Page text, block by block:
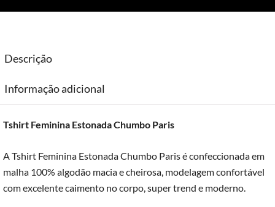
Descrição
Informação adicional
Tshirt Feminina Estonada Chumbo Paris
A Tshirt Feminina Estonada Chumbo Paris é confeccionada em
malha 100% algodão macia e cheirosa, modelagem confortável
com excelente caimento no corpo, super trend e moderno.